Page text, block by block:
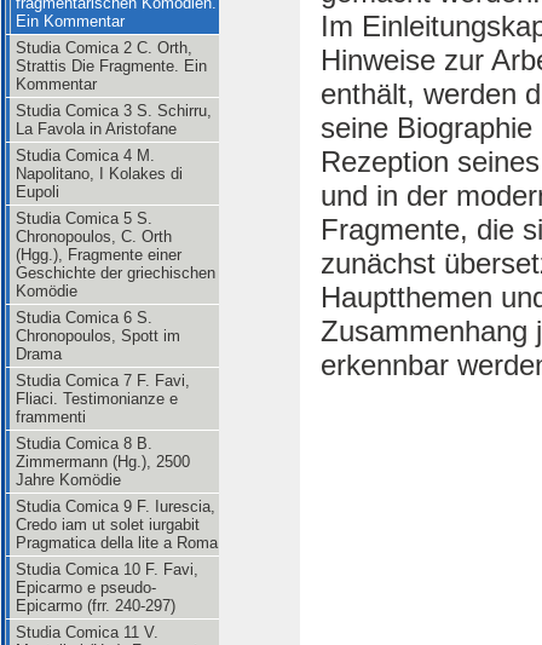
Ein Kommentar
Studia Comica 2 C. Orth,
Strattis Die Fragmente. Ein
Kommentar
Studia Comica 3 S. Schirru,
La Favola in Aristofane
Studia Comica 4 M.
Napolitano, I Kolakes di
Eupoli
Studia Comica 5 S.
Chronopoulos, C. Orth
(Hgg.), Fragmente einer
Geschichte der griechischen
Komödie
Studia Comica 6 S.
Chronopoulos, Spott im
Drama
Studia Comica 7 F. Favi,
Fliaci. Testimonianze e
frammenti
Studia Comica 8 B.
Zimmermann (Hg.), 2500
Jahre Komödie
Studia Comica 9 F. Iurescia,
Credo iam ut solet iurgabit
Pragmatica della lite a Roma
Studia Comica 10 F. Favi,
Epicarmo e pseudo-
Epicarmo (frr. 240-297)
Studia Comica 11 V.
Im
Hinweise zur
enthält, werden
seine
Rezeption
und in der
Fragmente, die
zunächst
Hauptthemen
Zusammenhang
erkennbar